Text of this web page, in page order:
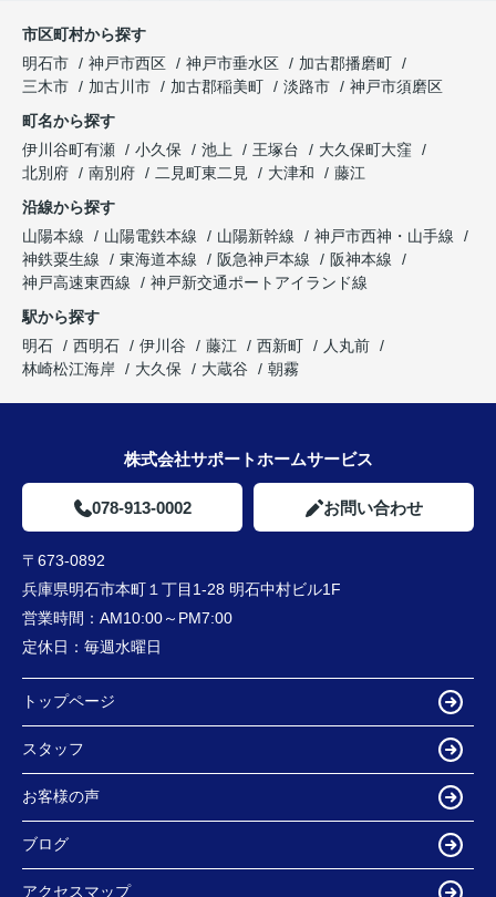
市区町村から探す
明石市
神戸市西区 神戸市垂水区
加古郡播磨町
三木市
加古川市 加古郡稲美町 淡路市
神戸市須磨区
町名から探す
伊川谷町有瀬
小久保 池上 王塚台
大久保町大窪
北別府
南別府 二見町東二見 大津和
藤江
沿線から探す
山陽本線
山陽電鉄本線 山陽新幹線
神戸市西神・山手線
神鉄粟生線
東海道本線 阪急神戸本線
阪神本線
神戸高速東西線
神戸新交通ポートアイランド線
駅から探す
明石
西明石 伊川谷 藤江 西新町
人丸前
林崎松江海岸
大久保 大蔵谷 朝霧
株式会社サポートホームサービス
078-913-0002 お問い合わせ
〒673-0892
兵庫県明石市本町１丁目1-28 明石中村ビル1F
営業時間： AM10:00～PM7:00
定休日： 毎週水曜日
トップページ
スタッフ
お客様の声
ブログ
アクセスマップ